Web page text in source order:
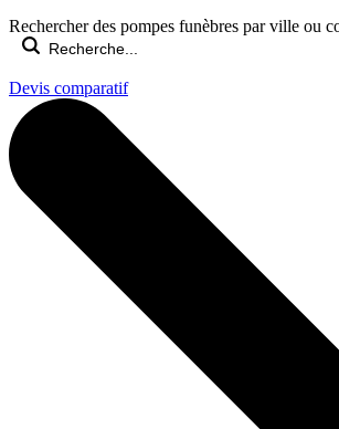
Rechercher des pompes funèbres par ville ou
Devis comparatif